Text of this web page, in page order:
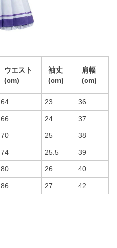
ウエスト
(cm)
袖丈
(cm)
肩幅
(cm)
64 23 36
66 24 37
70 25 38
74 25.5 39
80 26 40
86 27 42